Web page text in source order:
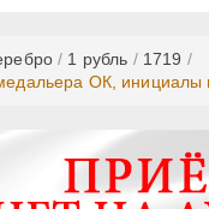
/ 1 рубль / 1719 /
ОК,